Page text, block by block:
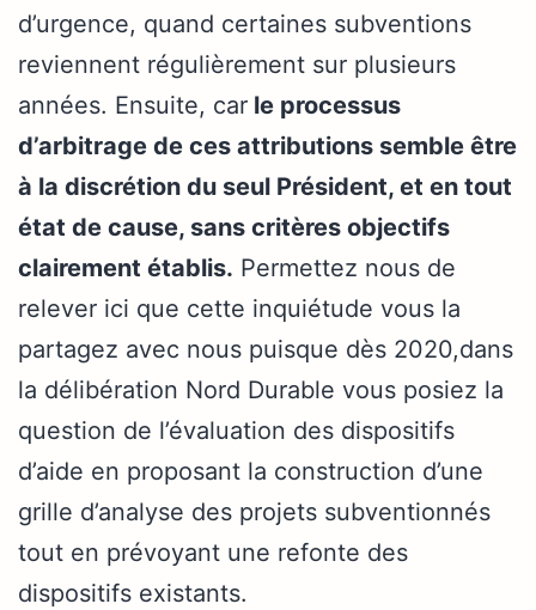
d’urgence, quand certaines subventions
reviennent régulièrement sur plusieurs
années. Ensuite, car le processus
d’arbitrage de ces attributions semble être
à la discrétion du seul Président, et en tout
état de cause, sans critères objectifs
clairement établis. Permettez nous de
relever ici que cette inquiétude vous la
partagez avec nous puisque dès 2020,dans
la délibération Nord Durable vous posiez la
question de l’évaluation des dispositifs
d’aide en proposant la construction d’une
grille d’analyse des projets subventionnés
tout en prévoyant une refonte des
dispositifs existants.